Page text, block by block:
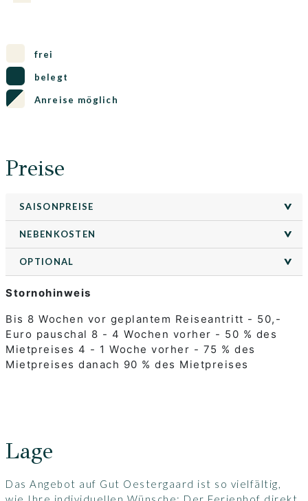
frei
belegt
Anreise möglich
Preise
>
SAISONPREISE >
>
NEBENKOSTEN >
>
OPTIONAL >
Stornohinweis
Bis 8 Wochen vor geplantem Reiseantritt - 50,-
Euro pauschal 8 - 4 Wochen vorher - 50 % des
Mietpreises 4 - 1 Woche vorher - 75 % des
Mietpreises danach 90 % des Mietpreises
Lage
Das Angebot auf Gut Oestergaard ist so vielfältig,